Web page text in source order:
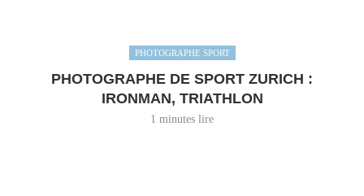
PHOTOGRAPHE SPORT
PHOTOGRAPHE DE SPORT ZURICH :
IRONMAN, TRIATHLON
1 minutes lire